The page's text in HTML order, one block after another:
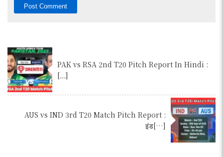
PAK vs RSA 2nd T20 Pitch Report In Hindi :
[…]
AUS vs IND 3rd T20 Match Pitch Report :
इंड[…]